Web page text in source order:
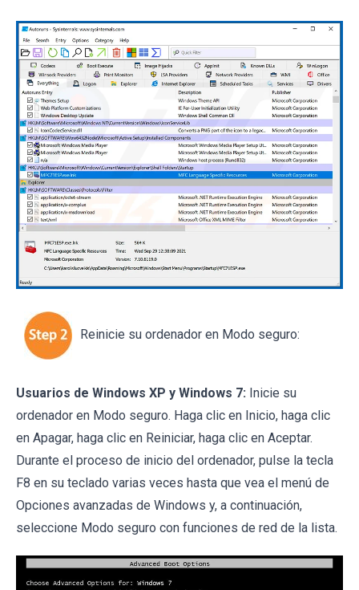
Reinicie su ordenador en Modo seguro:
Usuarios de Windows XP y Windows 7: Inicie su
ordenador en Modo seguro. Haga clic en Inicio, haga clic
en Apagar, haga clic en Reiniciar, haga clic en Aceptar.
Durante el proceso de inicio del ordenador, pulse la tecla
F8 en su teclado varias veces hasta que vea el menú de
Opciones avanzadas de Windows y, a continuación,
seleccione Modo seguro con funciones de red de la lista.